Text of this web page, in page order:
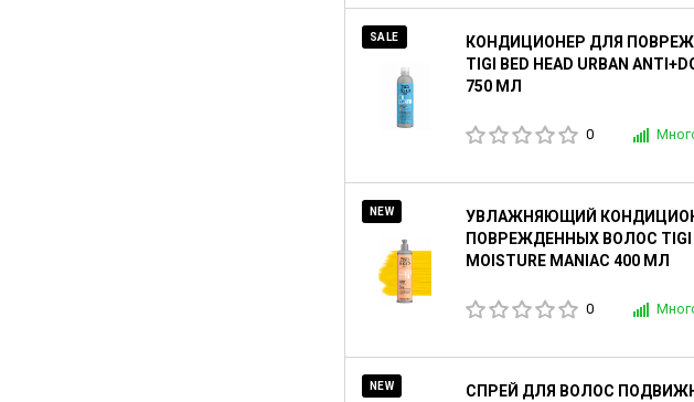
SALE
КОНДИЦИОНЕР ДЛЯ
TIGI BED HEAD URBAN
750 МЛ
0
NEW
УВЛАЖНЯЮЩИЙ
ПОВРЕЖДЕННЫХ ВОЛОС TIGI
MOISTURE MANIAC 400 МЛ
0
NEW
СПРЕЙ ДЛЯ ВОЛОС